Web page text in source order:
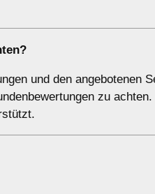
und den angebotenen
zu achten.